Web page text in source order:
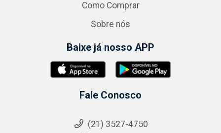
Como Comprar
Sobre nós
Baixe já nosso APP
Fale Conosco
(21) 3527-4750